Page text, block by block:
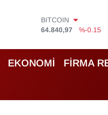
DOLAR
47,7436
%0.18
55,2510
%0.32
STERLİN
64,4811
%0.38
BİST100
EKONOMİ FİRMA